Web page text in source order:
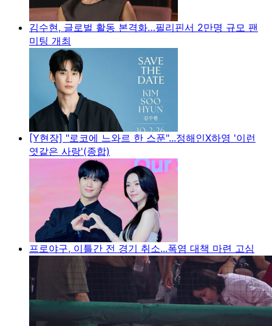
김수현, 글로벌 활동 본격화…필리핀서 2만명 규모 팬
미팅 개최
[Y현장] "로코에 느와르 한 스푼"...정해인X하영 '이런
엿같은 사랑'(종합)
프로야구, 이틀간 전 경기 취소...폭염 대책 마련 고심